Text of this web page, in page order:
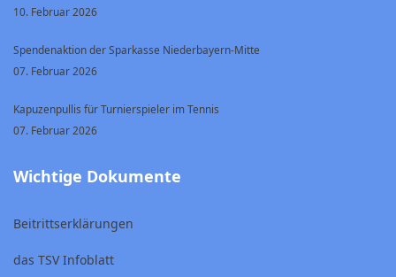
10. Februar 2026
Spendenaktion der Sparkasse Niederbayern-Mitte
07. Februar 2026
Kapuzenpullis für Turnierspieler im Tennis
07. Februar 2026
Wichtige Dokumente
Beitrittserklärungen
das TSV Infoblatt